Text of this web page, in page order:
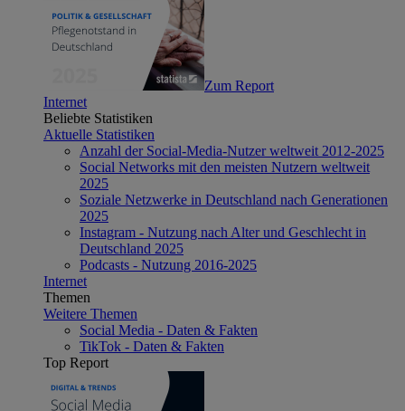
Zum Report
Internet
Beliebte Statistiken
Aktuelle Statistiken
Anzahl der Social-Media-Nutzer weltweit 2012-2025
Social Networks mit den meisten Nutzern weltweit
2025
Soziale Netzwerke in Deutschland nach Generationen
2025
Instagram - Nutzung nach Alter und Geschlecht in
Deutschland 2025
Podcasts - Nutzung 2016-2025
Internet
Themen
Weitere Themen
Social Media - Daten & Fakten
TikTok - Daten & Fakten
Top Report